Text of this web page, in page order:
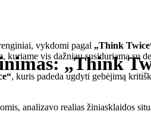
„Think
vykdomi pagal „Think
kuriame vis dažniau susiduriama su
, kuris padeda ugdyti gebėjimą
analizavo realias žiniasklaidos